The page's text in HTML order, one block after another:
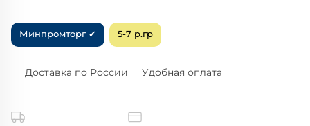
Минпромторг ✔ 5-7 р.гр
Доставка по России Удобная оплата